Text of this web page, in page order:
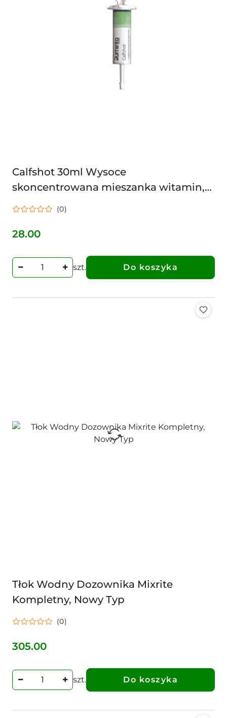
Calfshot 30ml Wysoce
skoncentrowana mieszanka witamin,
aminokwasów i minerałów dla cieląt
(0)
Cena:
28.00
szt. Do koszyka
Tłok Wodny Dozownika Mixrite
Kompletny, Nowy Typ
(0)
Cena:
305.00
szt. Do koszyka